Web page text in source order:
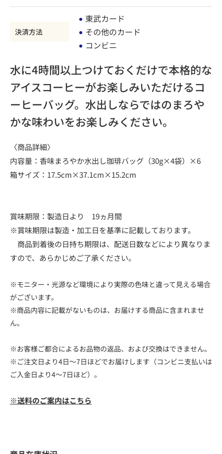
決済方法
東武カード
その他のカード
コンビニ
水に4時間以上つけておくだけで本格的な
アイスコーヒーがお楽しみいただけるコ
ーヒーバッグ。水出しならではのまろや
かな味わいをお楽しみください。
〈商品詳細〉
内容量：香味まろやか水出し珈琲バッグ（30g×4袋）×6
箱サイズ：17.5cm×37.1cm×15.2cm
賞味期限：製造日より 19ヵ月間
※賞味期限は製造・加工日を基準に記載しております。
商品到着後の日持ち期限は、配送日数などにより異なりま
すので、あらかじめご了承ください。
※モニター・光源など環境により実際の色味と違って見える場合
がございます。
※商品内容に記載がないものは、お届けする商品に含まれませ
ん。
※お客様ご都合によるお品物の返品、および交換はできません。
※ご注文日より4日～7日ほどでお届けします（コンビニ支払いは
ご入金日より4～7日ほど）。
※送料のご案内はこちら